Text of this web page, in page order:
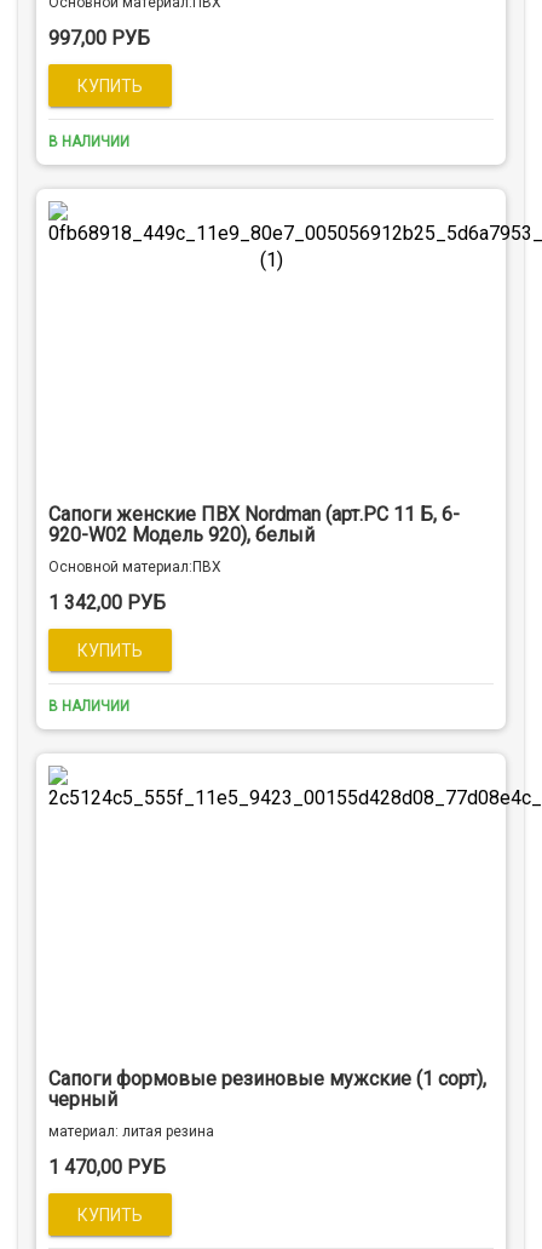
997,00 РУБ
В НАЛИЧИИ
Сапоги женские ПВХ Nordman (арт.РС 11 Б, 6-
920-W02 Модель 920), белый
Оcновной материал:ПВХ
1 342,00 РУБ
В НАЛИЧИИ
Сапоги формовые резиновые мужские (1 сорт),
черный
материал: литая резина
1 470,00 РУБ